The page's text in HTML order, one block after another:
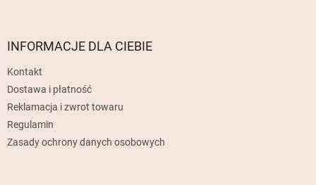
INFORMACJE DLA CIEBIE
Kontakt
Dostawa i płatność
Reklamacja i zwrot towaru
Regulamin
Zasady ochrony danych osobowych